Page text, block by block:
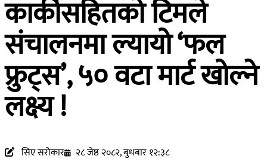
कार्कीसहितको टिमले
संचालनमा ल्यायो ‘फल
फ्रुट्स’, ५० वटा मार्ट खोल्ने
लक्ष्य !
सिए सरोकार २८ जेष्ठ २०८२, बुधबार १२:३८